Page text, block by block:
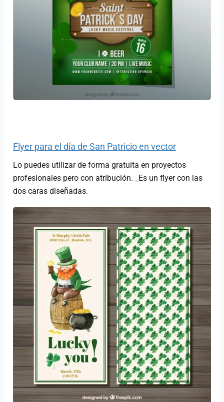
Flyer para el día de San Patricio en vector
Lo puedes utilizar de forma gratuita en proyectos
profesionales pero con atribución. _Es un flyer con las
dos caras diseñadas.